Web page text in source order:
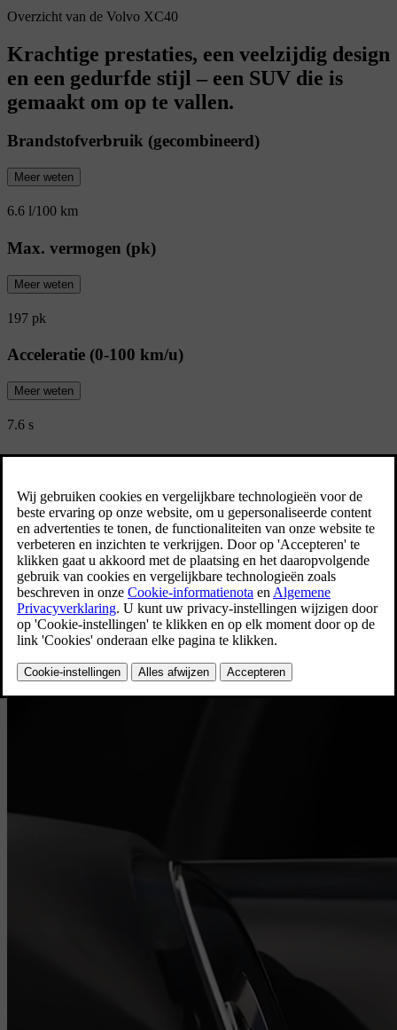
Overzicht van de Volvo XC40
Krachtige prestaties, een veelzijdig design
en een gedurfde stijl – een SUV die is
gemaakt om op te vallen.
Brandstofverbruik (gecombineerd)
Meer weten
6.6 l/100 km
Max. vermogen (pk)
Meer weten
197 pk
Acceleratie (0-100 km/u)
Meer weten
7.6 s
CO2-emissie (Gecombineerd)
150 g/km
Bekijk alle specificaties
Limited Edition
Ontdek de Volvo XC40 Limited Editions
Ontdek de Volvo XC40 Limited Editions beschikbaar voor zowel
particulieren als professionelen.
Bekijk alle aanbiedingen